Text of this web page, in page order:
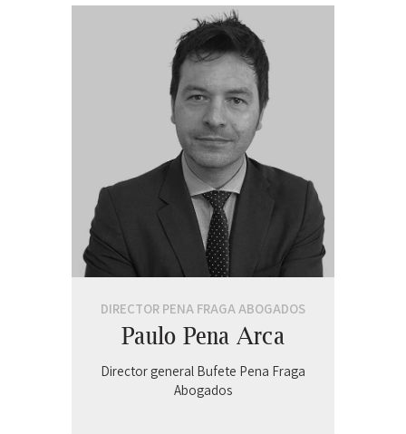
DIRECTOR PENA FRAGA ABOGADOS
Paulo Pena Arca
Director general Bufete Pena Fraga
Abogados